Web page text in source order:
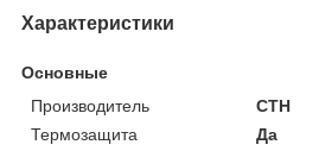
Характеристики
Основные
Производитель
СТН
Термозащита
Да